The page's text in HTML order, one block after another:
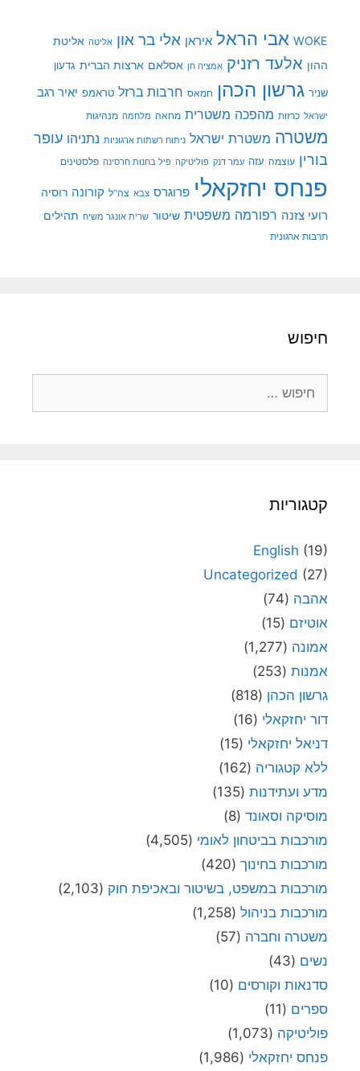
WOKE אבי הראל איראן אלי בר און אליטה אליטת
ההון אלעד רזניק אמציה חן אסלאם ארצות הברית גדעון
שניר גרשון הכהן חמאס חרבות ברזל טראמפ יאיר רגב
ישראל כרזות מהפכה משטרית מחאה מלחמה מנהיגות
משטרה משטרת ישראל ניתוח רשתות ארגוניות נתניהו עופר
בורין עוצמה עזה עמר דנק פוליטיקה פיל בחנות חרסינה פלסטינים
פנחס יחזקאלי פרוגרס צבא צה"ל קורונה רוסיה
רועי צזנה רפורמה משפטית שיטור שרית אונגר משיח תהילים
תרבות ארגונית
חיפוש
קטגוריות
English (19)
Uncategorized (27)
אהבה (74)
אוטיזם (15)
אמונה (1,277)
אמנות (253)
גרשון הכהן (818)
דור יחזקאלי (16)
דניאל יחזקאלי (15)
ללא קטגוריה (162)
מדע ועתידנות (135)
מוסיקה וסאונד (8)
מורכבות בביטחון לאומי (4,505)
מורכבות בחינוך (420)
מורכבות במשפט, בשיטור ובאכיפת חוק (2,103)
מורכבות בניהול (1,258)
משטרה וחברה (57)
נשים (43)
סדנאות וקורסים (10)
ספרים (11)
פוליטיקה (1,073)
פנחס יחזקאלי (1,986)